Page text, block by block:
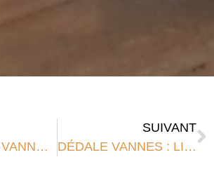
OU SORTIR A VANNES – Hôtel Kyriad Vannes
SUIVANT
DÉDALE VANNES : LIEU DE CRÉATION ÉPHÉMÈRE EN BRETAGNE